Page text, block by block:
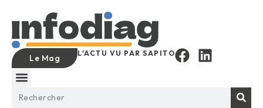
Le Mag L'ACTU VU PAR SAPITO